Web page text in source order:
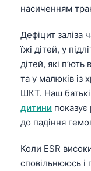
насиченням
Дефіцит заліза
їжі дітей, у
дітей, які п’ють
та у малюків із
ШКТ. Наш
дитини показує
до падіння
Коли ESR
сповільнююсь